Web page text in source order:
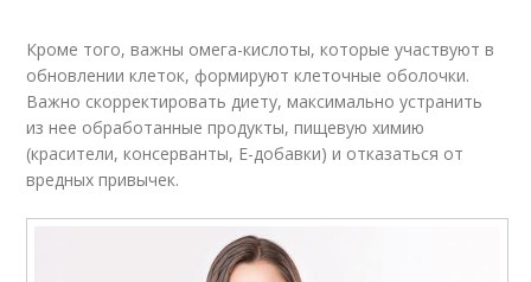
Кроме того, важны омега-кислоты, которые участвуют в
обновлении клеток, формируют клеточные оболочки.
Важно скорректировать диету, максимально устранить
из нее обработанные продукты, пищевую химию
(красители, консерванты, Е-добавки) и отказаться от
вредных привычек.